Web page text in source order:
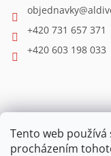
Tento web
procházením
objednavky@
+420 731 657 371
+420 603 198 033